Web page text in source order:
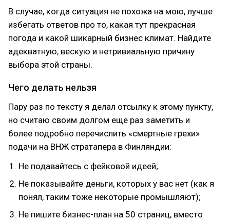
В случае, когда ситуация не похожа на мою, лучше
избегать ответов про то, какая тут прекрасная
погода и какой шикарный бизнес климат. Найдите
адекватную, вескую и нетривиальную причину
выбора этой страны.
Чего делать нельзя
Пару раз по тексту я делал отсылку к этому пункту,
но считаю своим долгом еще раз заметить и
более подробно перечислить «смертные грехи»
подачи на ВНЖ стратапера в Финляндии:
Не подавайтесь с фейковой идеей;
Не показывайте деньги, которых у вас нет (как я
понял, таким тоже некоторые промышляют);
Не пишите бизнес-план на 50 страниц, вместо